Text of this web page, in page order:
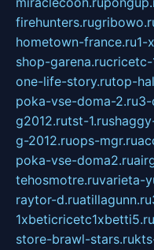
firehunters.ru
hometown-france.ru1-
shop-garena.rucricetc-
one-life-story.rutop-
poka-vse-doma-2.ru3-
g2012.rutst-1.ru
g-2012.ruops-mgr.ru
poka-vse-doma2.ru
tehosmotre.ruvarieta-
raytor-d.ruatillagunn.ru
1xbeticricetc1xbetti5.ru
store-brawl-stars.ru